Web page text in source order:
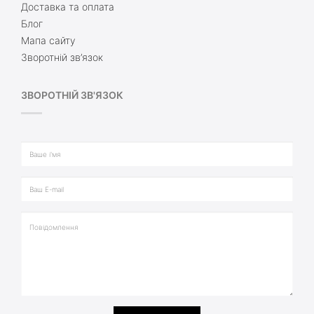
Доставка та оплата
Блог
Мапа сайту
Зворотній зв’язок
ЗВОРОТНІЙ ЗВ'ЯЗОК